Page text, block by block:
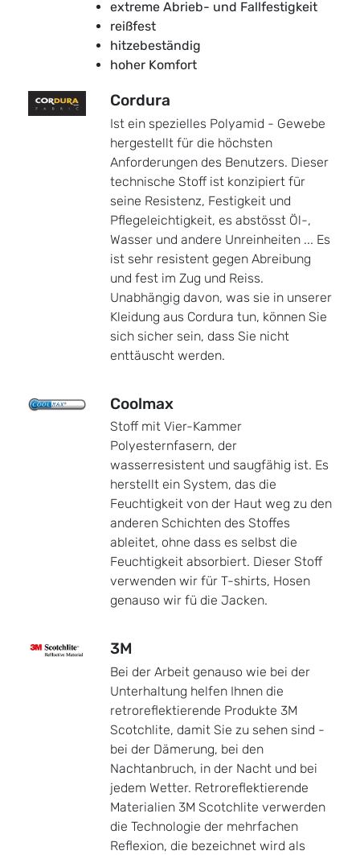
extreme Abrieb- und Fallfestigkeit
reißfest
hitzebeständig
hoher Komfort
Cordura
Ist ein spezielles Polyamid - Gewebe
hergestellt für die höchsten
Anforderungen des Benutzers. Dieser
technische Stoff ist konzipiert für
seine Resistenz, Festigkeit und
Pflegeleichtigkeit, es abstösst Öl-,
Wasser und andere Unreinheiten ... Es
ist sehr resistent gegen Abreibung
und fest im Zug und Reiss.
Unabhängig davon, was sie in unserer
Kleidung aus Cordura tun, können Sie
sich sicher sein, dass Sie nicht
enttäuscht werden.
Coolmax
Stoff mit Vier-Kammer
Polyesternfasern, der
wasserresistent und saugfähig ist. Es
herstellt ein System, das die
Feuchtigkeit von der Haut weg zu den
anderen Schichten des Stoffes
ableitet, ohne dass es selbst die
Feuchtigkeit absorbiert. Dieser Stoff
verwenden wir für T-shirts, Hosen
genauso wir fü die Jacken.
3M
Bei der Arbeit genauso wie bei der
Unterhaltung helfen Ihnen die
retroreflektierende Produkte 3M
Scotchlite, damit Sie zu sehen sind -
bei der Dämerung, bei den
Nachtanbruch, in der Nacht und bei
jedem Wetter. Retroreflektierende
Materialien 3M Scotchlite verwerden
die Technologie der mehrfachen
Reflexion, die bezeichnet wird als